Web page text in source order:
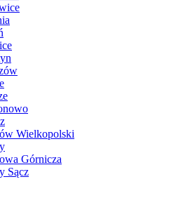
Wielkopolski
Górnicza
Sącz